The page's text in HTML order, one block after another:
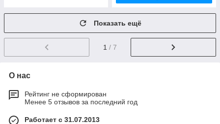
Показать ещё
1 / 7
О нас
Рейтинг не сформирован
Менее 5 отзывов за последний год
Работает с 31.07.2013